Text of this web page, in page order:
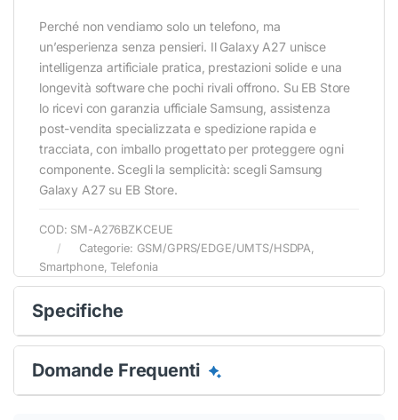
Conferma
Perché non vendiamo solo un telefono, ma
un’esperienza senza pensieri. Il Galaxy A27 unisce
intelligenza artificiale pratica, prestazioni solide e una
longevità software che pochi rivali offrono. Su EB Store
lo ricevi con garanzia ufficiale Samsung, assistenza
post-vendita specializzata e spedizione rapida e
tracciata, con imballo progettato per proteggere ogni
componente. Scegli la semplicità: scegli Samsung
Galaxy A27 su EB Store.
COD: SM-A276BZKCEUE
Categorie: GSM/GPRS/EDGE/UMTS/HSDPA,
Smartphone,Telefonia
Specifiche
Domande Frequenti
Conferma